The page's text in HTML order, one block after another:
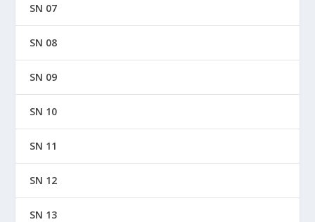
SN 07
SN 08
SN 09
SN 10
SN 11
SN 12
SN 13